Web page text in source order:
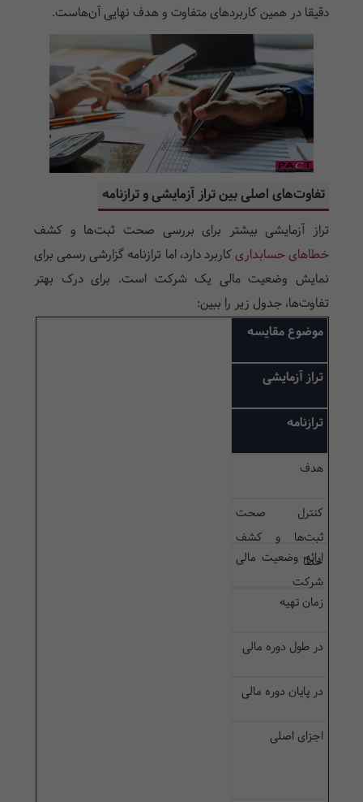
دقیقا در همین کاربردهای متفاوت و هدف نهایی آن‌هاست.
تفاوت‌های اصلی بین تراز آزمایشی و ترازنامه
تراز آزمایشی بیشتر برای بررسی صحت ثبت‌ها و کشف
خطاهای حسابداریکاربرد دارد، اما ترازنامه گزارشی رسمی برای
نمایش وضعیت مالی یک شرکت است. برای درک بهتر
تفاوت‌ها، جدول زیر را ببین:
موضوع مقایسه
تراز آزمایشی
ترازنامه
هدف
کنترل صحت
ثبت‌ها و کشف
خطا
ارائه وضعیت مالی
شرکت
زمان تهیه
در طول دوره مالی
در پایان دوره مالی
اجزای اصلی